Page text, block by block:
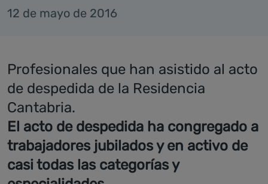
12 de mayo de 2016
Profesionales que han asistido al acto
de despedida de la Residencia
Cantabria.
El acto de despedida ha congregado a
trabajadores jubilados y en activo de
casi todas las categorías y